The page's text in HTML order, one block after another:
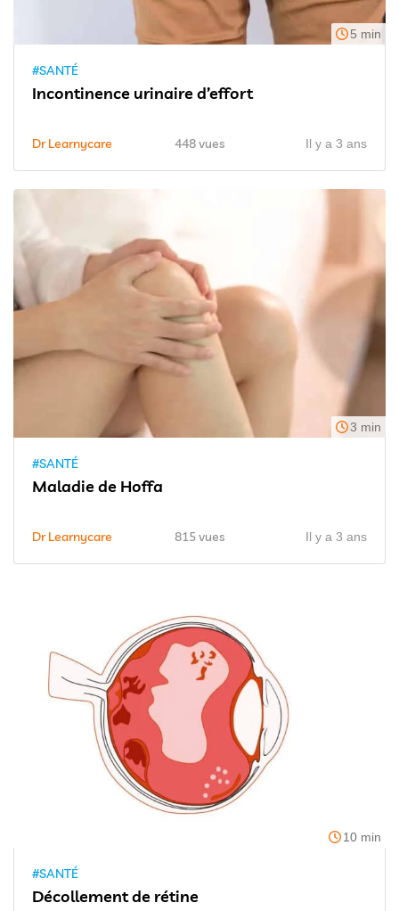
5 min
#SANTÉ
Incontinence urinaire d’effort
Dr Learnycare 448 vues Il y a 3 ans
3 min
#SANTÉ
Maladie de Hoffa
Dr Learnycare 815 vues Il y a 3 ans
10 min
#SANTÉ
Décollement de rétine